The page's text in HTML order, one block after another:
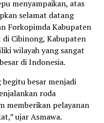
menyampaikan, atas
selamat datang
Forkopimda Kabupaten
Cibinong, Kabupaten
wilayah yang sangat
di Indonesia.
besar menjadi
roda
memberikan pelayanan
ujar Asmawa.